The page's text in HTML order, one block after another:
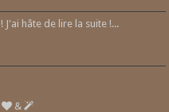
J'ai hâte de lire la suite !...
&